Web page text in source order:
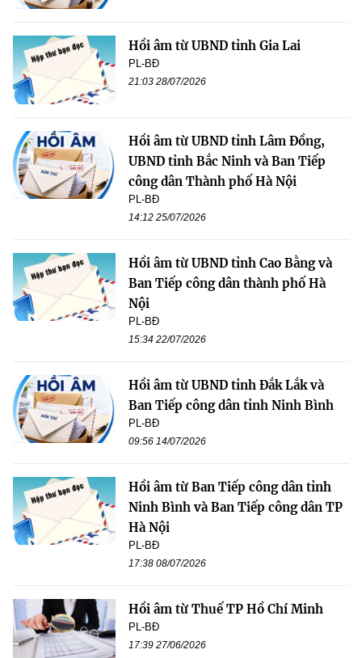
Hồi âm từ UBND tỉnh Gia Lai
PL-BĐ
21:03 28/07/2026
Hồi âm từ UBND tỉnh Lâm Đồng,
UBND tỉnh Bắc Ninh và Ban Tiếp
công dân Thành phố Hà Nội
PL-BĐ
14:12 25/07/2026
Hồi âm từ UBND tỉnh Cao Bằng và
Ban Tiếp công dân thành phố Hà
Nội
PL-BĐ
15:34 22/07/2026
Hồi âm từ UBND tỉnh Đắk Lắk và
Ban Tiếp công dân tỉnh Ninh Bình
PL-BĐ
09:56 14/07/2026
Hồi âm từ Ban Tiếp công dân tỉnh
Ninh Bình và Ban Tiếp công dân TP
Hà Nội
PL-BĐ
17:38 08/07/2026
Hồi âm từ Thuế TP Hồ Chí Minh
PL-BĐ
17:39 27/06/2026